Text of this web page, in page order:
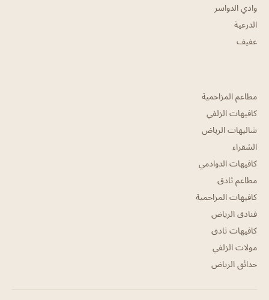
وادي الدواسر
الدرعية
عفيف
مطاعم المزاحمية
كافيهات الزلفي
شاليهات الرياض
الشقراء
كافيهات الدوادمي
مطاعم ثادق
كافيهات المزاحمية
فنادق الرياض
كافيهات ثادق
مولات الزلفي
حدائق الرياض